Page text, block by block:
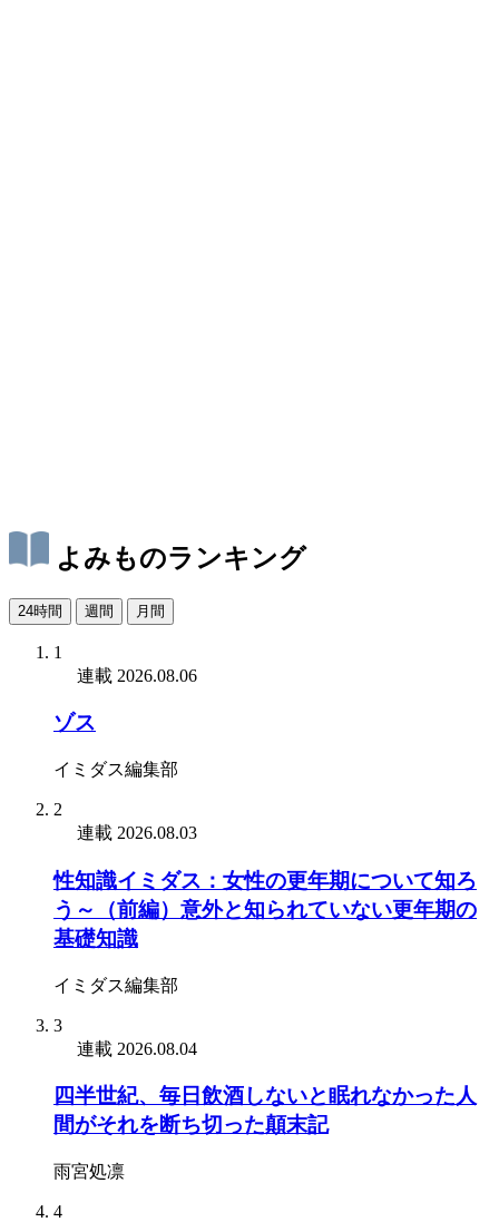
よみものランキング
24時間 週間 月間
1
連載 2026.08.06
ゾス
イミダス編集部
2
連載 2026.08.03
性知識イミダス：女性の更年期について知ろ
う～（前編）意外と知られていない更年期の
基礎知識
イミダス編集部
3
連載 2026.08.04
四半世紀、毎日飲酒しないと眠れなかった人
間がそれを断ち切った顛末記
雨宮処凛
4